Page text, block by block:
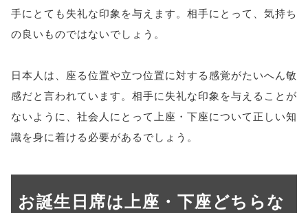
手にとても失礼な印象を与えます。相手にとって、気持ち
の良いものではないでしょう。
日本人は、座る位置や立つ位置に対する感覚がたいへん敏
感だと言われています。相手に失礼な印象を与えることが
ないように、社会人にとって上座・下座について正しい知
識を身に着ける必要があるでしょう。
お誕生日席は上座・下座どちらな